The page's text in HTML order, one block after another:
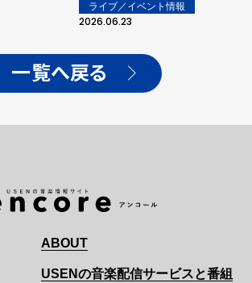
ライブ／イベント情報
2026.06.23
一覧へ戻る
ABOUT
USENの音楽配信サービスと番組